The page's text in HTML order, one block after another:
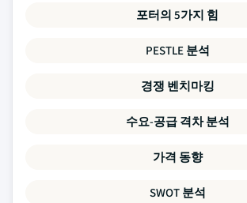
포터의 5가지 힘
PESTLE 분석
경쟁 벤치마킹
수요-공급 격차 분석
가격 동향
SWOT 분석